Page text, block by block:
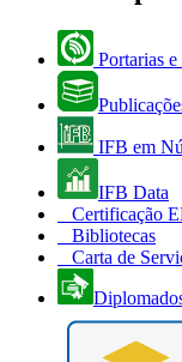
Portarias
IFB em
IFB Data
Certificação
Bibliotecas
Carta de